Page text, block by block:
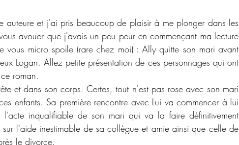
auteure et j'ai pris beaucoup de plaisir à me plonger dans les
avouer que j'avais un peu peur en commençant ma lecture
vous micro spoile (rare chez moi) : Ally quitte son mari avant
Logan. Allez petite présentation de ces personnages qui ont
roman.
et dans son corps. Certes, tout n'est pas rose avec son mari
enfants. Sa première rencontre avec Lui va commencer à lui
l'acte inqualifiable de son mari qui va la faire définitivement
l'aide inestimable de sa collègue et amie ainsi que celle de
le divorce.